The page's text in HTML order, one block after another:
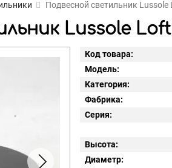
Подвесной светильник Lussole
Lussole Loft
Код товара:
Модель:
Категория:
Фабрика:
Серия:
Высота:
Диаметр: